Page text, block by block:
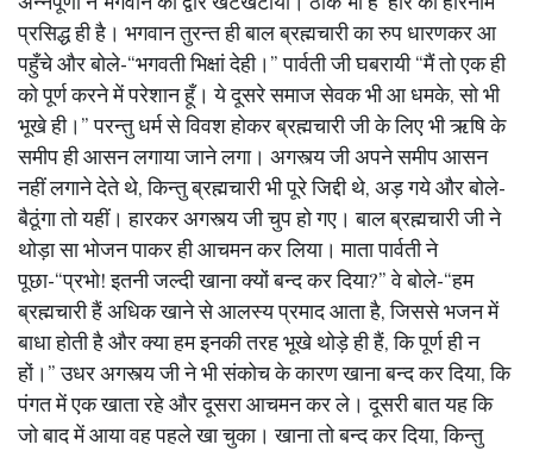
प्रसिद्ध ही है। भगवान तुरन्त ही बाल ब्रह्मचारी का रुप धारणकर आ
पहुँचे और बोले-“भगवती भिक्षां देही।” पार्वती जी घबरायी “मैं तो एक ही
को पूर्ण करने में परेशान हूँ। ये दूसरे समाज सेवक भी आ धमके, सो भी
भूखे ही।” परन्तु धर्म से विवश होकर ब्रह्मचारी जी के लिए भी ऋषि के
समीप ही आसन लगाया जाने लगा। अगस्त्य जी अपने समीप आसन
नहीं लगाने देते थे, किन्तु ब्रह्मचारी भी पूरे जिद्दी थे, अड़ गये और बोले-
बैठूंगा तो यहीं। हारकर अगस्त्य जी चुप हो गए। बाल ब्रह्मचारी जी ने
थोड़ा सा भोजन पाकर ही आचमन कर लिया। माता पार्वती ने
पूछा-“प्रभो! इतनी जल्दी खाना क्यों बन्द कर दिया?” वे बोले-“हम
ब्रह्मचारी हैं अधिक खाने से आलस्य प्रमाद आता है, जिससे भजन में
बाधा होती है और क्या हम इनकी तरह भूखे थोड़े ही हैं, कि पूर्ण ही न
हों।” उधर अगस्त्य जी ने भी संकोच के कारण खाना बन्द कर दिया, कि
पंगत में एक खाता रहे और दूसरा आचमन कर ले। दूसरी बात यह कि
जो बाद में आया वह पहले खा चुका। खाना तो बन्द कर दिया, किन्तु